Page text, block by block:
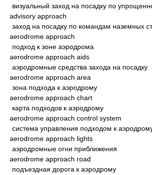
визуальный заход на посадку по
advisory approach
заход на посадку по командам наземных
aerodrome approach
подход к зоне аэродрома
aerodrome approach aids
аэродромные средства захода на посадку
aerodrome approach area
зона подхода к аэродрому
aerodrome approach chart
карта подходов к аэродрому
aerodrome approach control system
система управления подходом к
aerodrome approach lights
аэродромные огни приближения
aerodrome approach road
подъездная дорога к аэродрому